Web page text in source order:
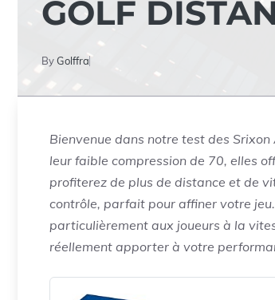
GOLF
ByGolffra
Bienvenue dans notre test des
leur faible compression de 70, elles
profiterez de plus de distance et de
contrôle, parfait pour affiner votre
particulièrement aux joueurs à la
réellement apporter à votre